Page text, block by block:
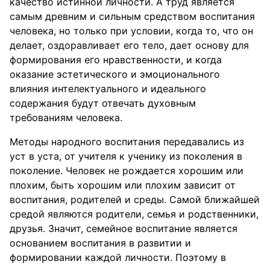
самым древним и сильным средством воспитания
человека, но только при условии, когда то, что он
делает, оздоравливает его тело, дает основу для
формирования его нравственности, и когда
оказание эстетического и эмоционального
влияния интелектуального и идеального
содержания будут отвечать духовным
требованиям человека.
Методы народного воспитания передавались из
уст в уста, от учителя к ученику из поколения в
поколение. Человек не рождается хорошим или
плохим, быть хорошим или плохим зависит от
воспитания, родителей и среды. Самой ближайшей
средой являются родители, семья и родственники,
друзья. Значит, семейное воспитание является
основанием воспитания в развитии и
формировании каждой личности. Поэтому в